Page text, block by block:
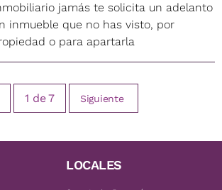
jamás te solicita un adelanto
inmueble que no has visto, por
o para apartarla
1 de7 Siguiente
LOCALES